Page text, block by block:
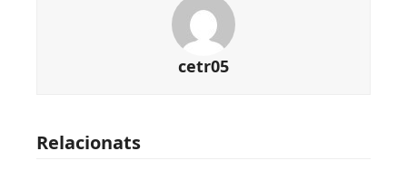
cetr05
Relacionats